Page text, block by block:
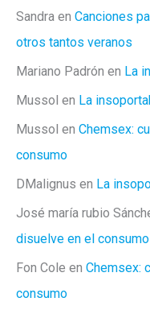
Sandra en Canciones
otros tantos veranos
Mariano Padrón en La
Mussol en La
Mussol en Chemsex:
consumo
DMalignus en La
José maría rubio
disuelve en el consumo
Fon Cole en Chemsex:
consumo